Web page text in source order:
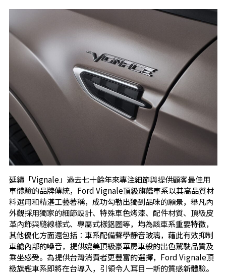
延續「Vignale」過去七十餘年來專注細節與提供顧客最佳用
車體驗的品牌傳統，Ford Vignale頂級旗艦車系以其高品質材
料選用和精湛工藝著稱，成功勾勒出獨到品味的願景，舉凡內
外觀採用獨家的細節設計、特殊車色烤漆、配件材質、頂級皮
革內飾與縫線樣式、專屬式樣鋁圈等，均為該車系重要特徵，
其他優化方面還包括：車系配備聲學靜音玻璃，藉此有效抑制
車艙內部的噪音，提供媲美頂級豪華房車般的出色駕駛品質及
乘坐感受。為提供台灣消費者更豐富的選擇，Ford Vignale頂
級旗艦車系即將在台導入，引領令人耳目一新的質感新體驗。